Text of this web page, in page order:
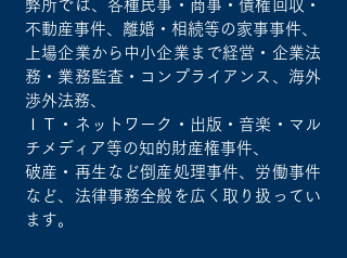
弊所では、各種民事・商事・債権回収・
不動産事件、離婚・相続等の家事事件、
上場企業から中小企業まで経営・企業法
務・業務監査・コンプライアンス、海外
渉外法務、
ＩＴ・ネットワーク・出版・音楽・マル
チメディア等の知的財産権事件、
破産・再生など倒産処理事件、労働事件
など、法律事務全般を広く取り扱ってい
ます。